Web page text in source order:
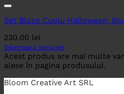
Set Bluze Cuplu Halloween,
230.00 lei
Selectează opțiunile
Acest produs are mai multe
alese în pagina produsului.
Bloom Creative Art SRL